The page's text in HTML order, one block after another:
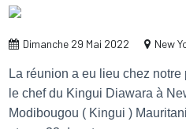
Dimanche 29 Mai 2022 New
La réunion a eu lieu chez
le chef du Kingui Diawara à
Modibougou ( Kingui )